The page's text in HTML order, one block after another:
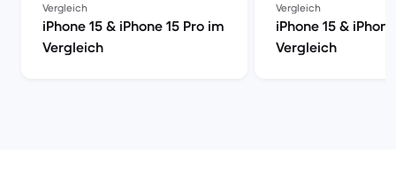
Vergleich
iPhone 15 & iPhone 15 Pro im
Vergleich
Vergleich
iPhone 15 &
Vergleich